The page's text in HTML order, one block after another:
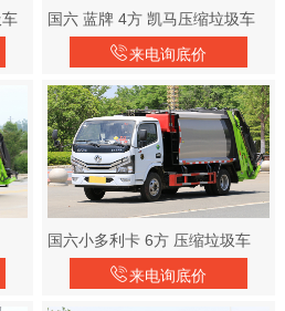
国六 蓝牌 4方 凯马压缩垃圾车
来电询底价
国六小多利卡 6方 压缩垃圾车
来电询底价